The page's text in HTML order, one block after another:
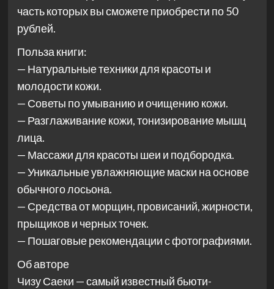
часть которых вы сможете приобрести по 50
рублей.
Польза книги:
— Натуральные техники для красоты и
молодости кожи.
— Советы по умыванию и очищению кожи.
— Разглаживание кожи, тонизирование мышц
лица.
— Массажи для красоты шеи и подбородка.
— Уникальные увлажняющие маски на основе
обычного лосьона.
— Средства от морщин, провисаний, жирности,
прыщиков и черных точек.
— Пошаговые рекомендации с фотографиями.
Об авторе
Чизу Саеки — самый известный бьюти-